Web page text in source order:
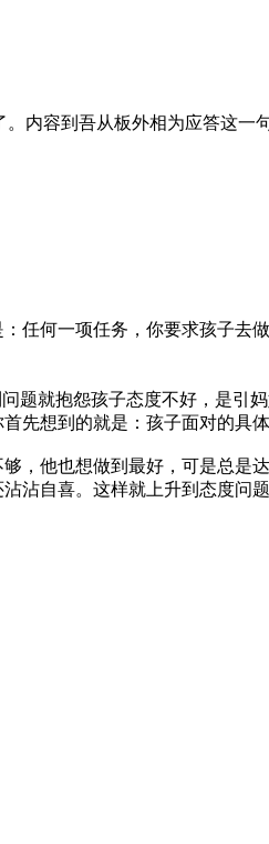
内容到吾从板外相为应答这一句
任何一项任务，你要求孩子
题就抱怨孩子态度不好，是引妈
先想到的就是：孩子面对的具
，他也想做到最好，可是总
沾自喜。这样就上升到态度问